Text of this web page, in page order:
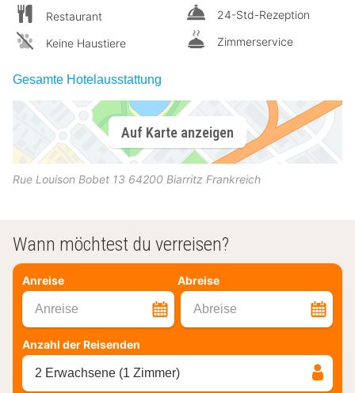
Restaurant
Keine Haustiere
24-Std-Rezeption
Zimmerservice
Gesamte Hotelausstattung
Auf Karte anzeigen
Rue Louison Bobet 13 64200 Biarritz Frankreich
Wann möchtest du verreisen?
Anreise Abreise
Anreise Abreise
Anzahl der Reisenden
2 Erwachsene (1 Zimmer)